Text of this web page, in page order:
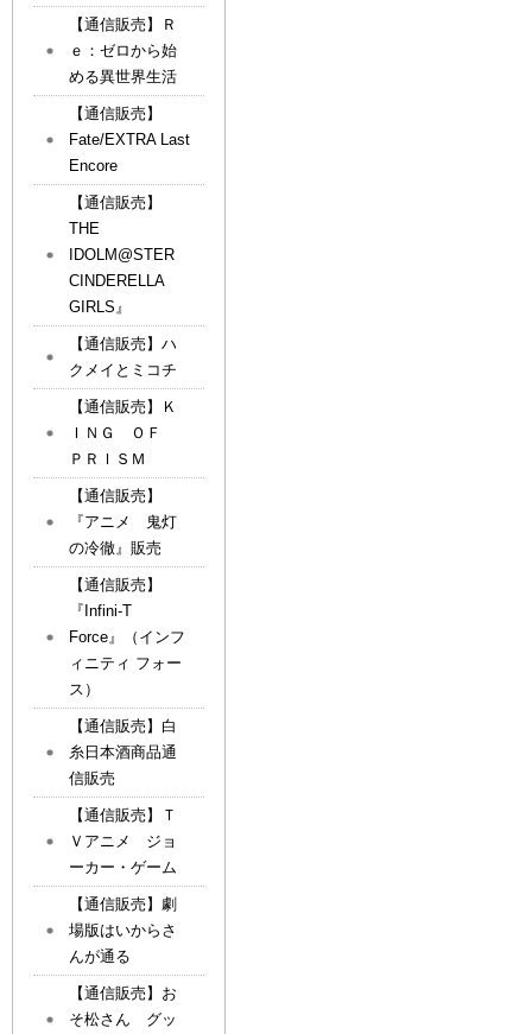
【通信販売】Ｒ
ｅ：ゼロから始
める異世界生活
【通信販売】
Fate/EXTRA Last
Encore
【通信販売】
THE
IDOLM@STER
CINDERELLA
GIRLS』
【通信販売】ハ
クメイとミコチ
【通信販売】Ｋ
ＩＮＧ ＯＦ
ＰＲＩＳＭ
【通信販売】
『アニメ 鬼灯
の冷徹』販売
【通信販売】
『Infini-T
Force』（インフ
ィニティ フォー
ス）
【通信販売】白
糸日本酒商品通
信販売
【通信販売】Ｔ
Ｖアニメ ジョ
ーカー・ゲーム
【通信販売】劇
場版はいからさ
んが通る
【通信販売】お
そ松さん グッ